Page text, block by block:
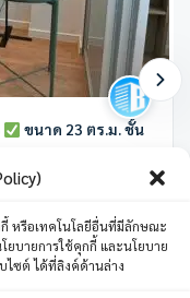
กกี้ หรือเทคโนโลยีอื่นที่มีลักษณะ
ยบายการใช้คุกกี้ และนโยบาย
ไซต์ ได้ที่ลิงค์ด้านล่าง
ขนาด 23 ตร.ม. ชั้น
ลวง เขตสวนหลวง
อดรถ 23 ตร.ม.